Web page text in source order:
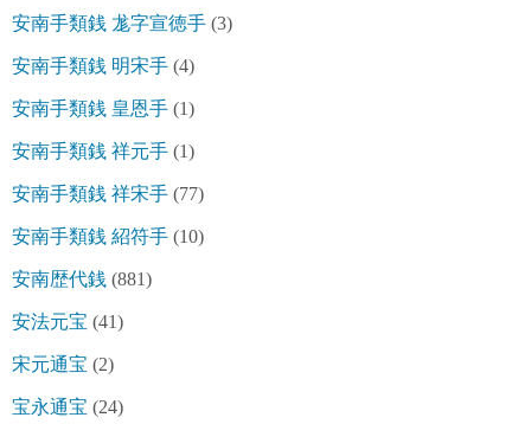
安南手類銭 尨字宣徳手 (3)
安南手類銭 明宋手 (4)
安南手類銭 皇恩手 (1)
安南手類銭 祥元手 (1)
安南手類銭 祥宋手 (77)
安南手類銭 紹符手 (10)
安南歴代銭 (881)
安法元宝 (41)
宋元通宝 (2)
宝永通宝 (24)